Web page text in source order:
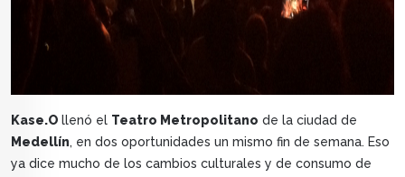
Kase.O llenó el Teatro Metropolitano de la ciudad de
Medellín, en dos oportunidades un mismo fin de semana. Eso
ya dice mucho de los cambios culturales y de consumo de